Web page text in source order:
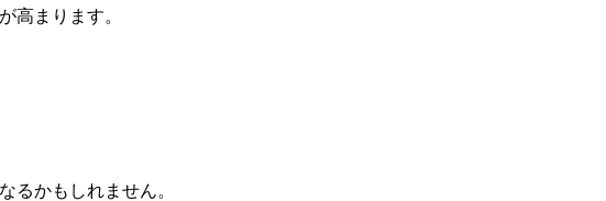
高まります。
るかもしれません。